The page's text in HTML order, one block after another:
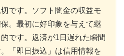
です。ソフト闇金の収益モ
。最初に好印象を与えて継
です。返済が1日遅れた瞬間
「即日振込」は信用情報を